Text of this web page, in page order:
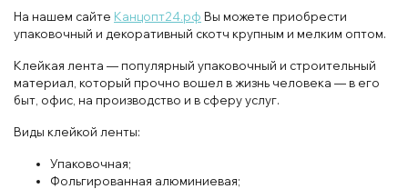
На нашем сайте Канцопт24.рф Вы можете приобрести
упаковочный и декоративный скотч крупным и мелким оптом.
Клейкая лента — популярный упаковочный и строительный
материал, который прочно вошел в жизнь человека — в его
быт, офис, на производство и в сферу услуг.
Виды клейкой ленты:
Упаковочная;
Фольгированная алюминиевая;